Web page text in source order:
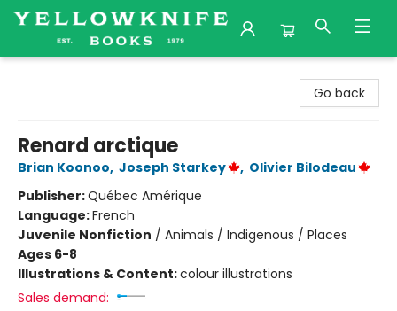
Go back
Renard arctique
Brian Koonoo, Joseph Starkey , Olivier Bilodeau
Publisher:Québec Amérique
Language:French
Juvenile Nonfiction / Animals / Indigenous / Places
Ages 6-8
Illustrations & Content:colour illustrations
Sales demand: